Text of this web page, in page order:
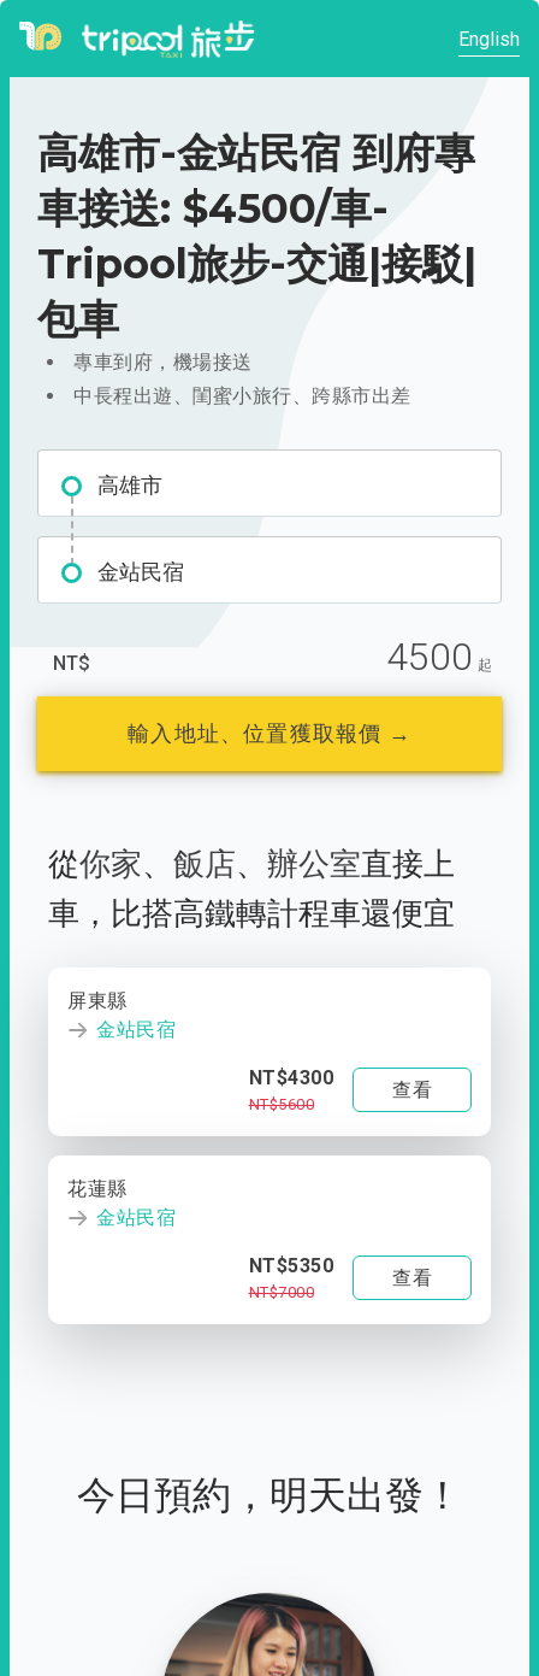
English
高雄市-金站民宿 到府專
車接送: $4500/車-
Tripool旅步-交通|接駁|
包車
專車到府，機場接送
中長程出遊、閨蜜小旅行、跨縣市出差
高雄市
金站民宿
NT$ 4500 起
輸入地址、位置獲取報價 →
從你家、 飯店、 辦公室直接上
車， 比搭高鐵轉計程車還便宜
屏東縣
金站民宿
NT$4300
NT$5600
查看
花蓮縣
金站民宿
NT$5350
NT$7000
查看
今日預約，明天出發！